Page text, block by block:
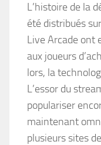
L’histoire de la
été distribués
Live Arcade ont
aux joueurs
lors, la
L’essor du
populariser
maintenant
plusieurs sites